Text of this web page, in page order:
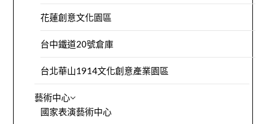
花蓮創意文化園區
台中鐵道20號倉庫
台北華山1914文化創意產業園區
藝術中心
國家表演藝術中心